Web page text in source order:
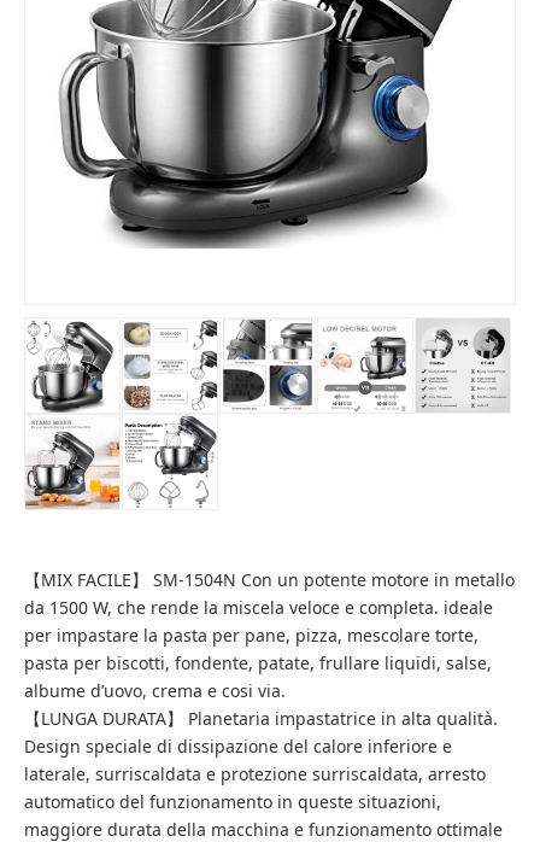
【MIX FACILE】 SM-1504N Con un potente motore in metallo
da 1500 W, che rende la miscela veloce e completa. ideale
per impastare la pasta per pane, pizza, mescolare torte,
pasta per biscotti, fondente, patate, frullare liquidi, salse,
albume d’uovo, crema e cosi via.
【LUNGA DURATA】 Planetaria impastatrice in alta qualità.
Design speciale di dissipazione del calore inferiore e
laterale, surriscaldata e protezione surriscaldata, arresto
automatico del funzionamento in queste situazioni,
maggiore durata della macchina e funzionamento ottimale